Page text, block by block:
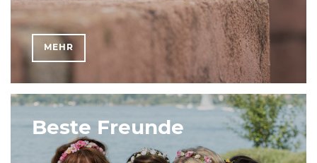
MEHR
Beste Freunde